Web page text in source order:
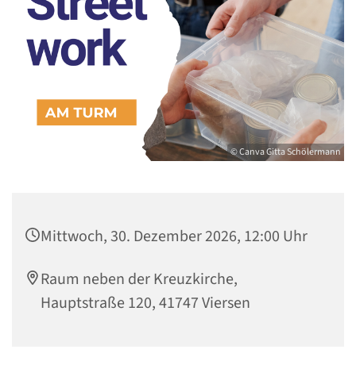
© Canva Gitta Schölermann
Mittwoch, 30. Dezember 2026, 12:00 Uhr
Raum neben der Kreuzkirche,
Hauptstraße 120, 41747 Viersen